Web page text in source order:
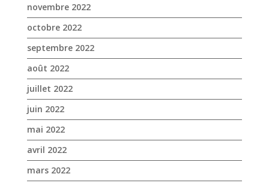
novembre 2022
octobre 2022
septembre 2022
août 2022
juillet 2022
juin 2022
mai 2022
avril 2022
mars 2022